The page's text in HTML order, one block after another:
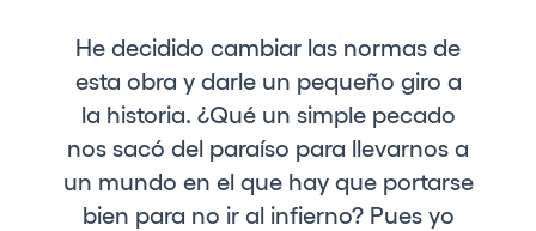
Aviso Legal
Política de Sostenibilidad
He decidido cambiar las normas de
esta obra y darle un pequeño giro a
la historia. ¿Qué un simple pecado
nos sacó del paraíso para llevarnos a
un mundo en el que hay que portarse
bien para no ir al infierno? Pues yo